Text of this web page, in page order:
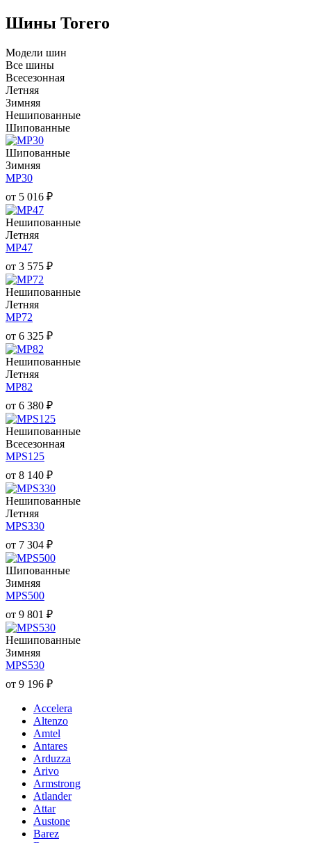
Шины Torero
Модели шин
Все шины
Всесезонная
Летняя
Зимняя
Нешипованные
Шипованные
Шипованные
Зимняя
MP30
от 5 016 ₽
Нешипованные
Летняя
MP47
от 3 575 ₽
Нешипованные
Летняя
MP72
от 6 325 ₽
Нешипованные
Летняя
MP82
от 6 380 ₽
Нешипованные
Всесезонная
MPS125
от 8 140 ₽
Нешипованные
Летняя
MPS330
от 7 304 ₽
Шипованные
Зимняя
MPS500
от 9 801 ₽
Нешипованные
Зимняя
MPS530
от 9 196 ₽
Accelera
Altenzo
Amtel
Antares
Arduzza
Arivo
Armstrong
Atlander
Attar
Austone
Barez